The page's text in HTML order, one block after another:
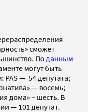
сможет
По данным
могут быть
— 54 депутата;
— восемь;
дома» – шесть. В
— 101 депутат.